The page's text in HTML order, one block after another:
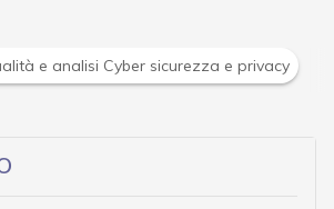
e analisi Cyber sicurezza e privacy